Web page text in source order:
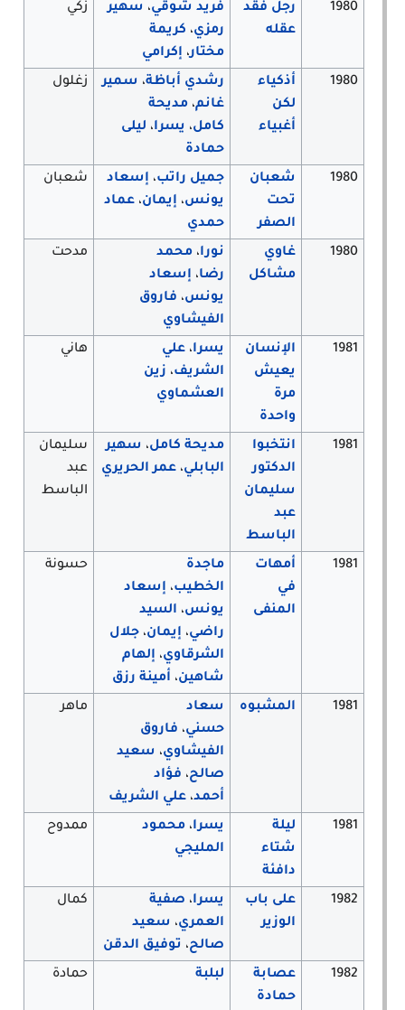
1980
رجل فقد
عقله
فريد شوقي،سهير
رمزي،كريمة
مختار،إكرامي
زكي
1980
أذكياء
لكن
أغبياء
رشدي أباظة،سمير
غانم،مديحة
كامل،يسرا،ليلى
حمادة
زغلول
1980
شعبان
تحت
الصفر
جميل راتب،إسعاد
يونس،إيمان،عماد
حمدي
شعبان
1980
غاوي
مشاكل
نورا،محمد
رضا،إسعاد
يونس،فاروق
الفيشاوي
مدحت
1981
الإنسان
يعيش
مرة
واحدة
يسرا،علي
الشريف،زين
العشماوي
هاني
1981
انتخبوا
الدكتور
سليمان
عبد
الباسط
مديحة كامل،سهير
البابلي،عمر الحريري
سليمان
عبد
الباسط
1981
أمهات
المنفى
ماجدة
الخطيب،إسعاد
يونس،السيد
راضي،إيمان،جلال
الشرقاوي،إلهام
شاهين،أمينة رزق
حسونة
1981 المشبوه
سعاد
حسني،فاروق
الفيشاوي،سعيد
صالح،فؤاد
أحمد،علي الشريف
ماهر
1981
ليلة
شتاء
دافئة
يسرا،محمود
المليجي
ممدوح
1982
على باب
الوزير
يسرا،صفية
العمري،سعيد
صالح،توفيق الدقن
كمال
1982
عصابة
حمادة
لبلبة حمادة